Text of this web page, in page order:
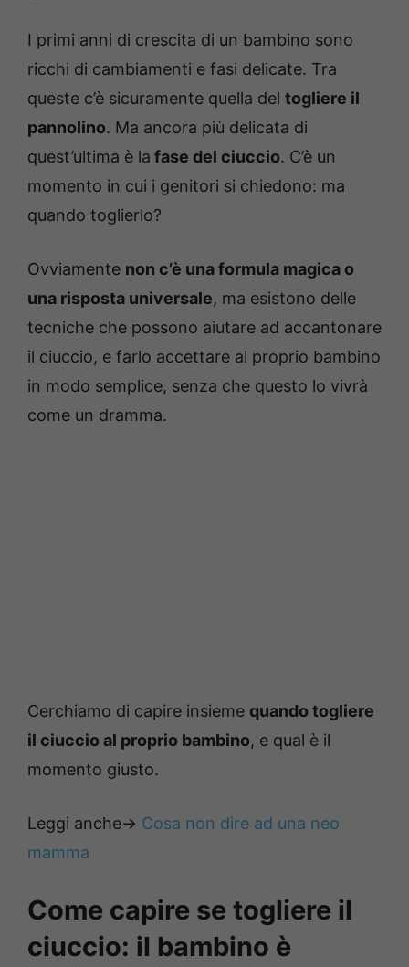
I primi anni di crescita di un bambino sono
ricchi di cambiamenti e fasi delicate. Tra
queste c’è sicuramente quella del togliere il
pannolino. Ma ancora più delicata di
quest’ultima è la fase del ciuccio. C’è un
momento in cui i genitori si chiedono: ma
quando toglierlo?
Ovviamente non c’è una formula magica o
una risposta universale, ma esistono delle
tecniche che possono aiutare ad accantonare
il ciuccio, e farlo accettare al proprio bambino
in modo semplice, senza che questo lo vivrà
come un dramma.
Cerchiamo di capire insieme quando togliere
il ciuccio al proprio bambino, e qual è il
momento giusto.
Leggi anche-> Cosa non dire ad una neo
mamma
Come capire se togliere il
ciuccio: il bambino è